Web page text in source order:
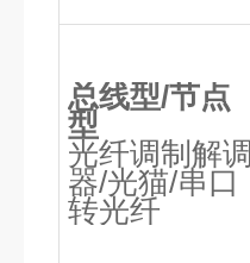
总线型/节点
型
光纤调制解调
器/光猫/串口
转光纤